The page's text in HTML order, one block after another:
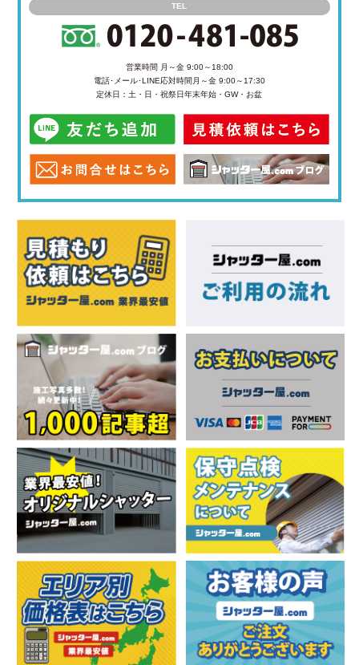
TEL
営業時間 月～金 9:00～18:00
電話･メール･LINE応対時間 月～金 9:00～17:30
定休日：土・日・祝祭日年末年始・GW・お盆